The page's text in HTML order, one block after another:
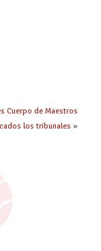
Cuerpo de Maestros
los tribunales »